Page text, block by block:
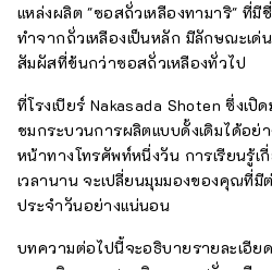
แหล่งผลิต "ซอสถั่วเหลืองทามาริ" ที่มี
ทำจากถั่วเหลืองเป็นหลัก มีลักษณะเด่
สัมผัสที่ข้นกว่าซอสถั่วเหลืองทั่วไป
ที่โรงเบียร์ Nakasada Shoten ซึ่งเ
ชมกระบวนการผลิตแบบดั้งเดิมได้อย่
หน้าทางโทรศัพท์หนึ่งวัน การเรียนรู้
เวลานาน จะเปลี่ยนมุมมองของคุณที่
ประจำวันอย่างแน่นอน
บทความต่อไปนี้จะอธิบายรายละเอีย